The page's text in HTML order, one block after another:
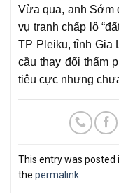
Vừa qua, anh Sớm
vụ tranh chấp lô
TP Pleiku, tỉnh Gia
cầu thay đổi thẩm
tiêu cực nhưng
This entry was posted
the permalink